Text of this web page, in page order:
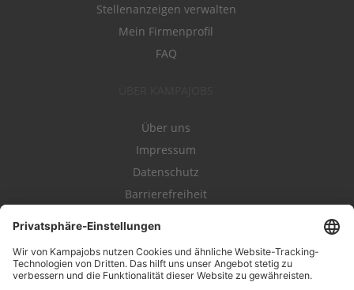
Stellenanzeigen verwalten
Mein Firmenprofil
FAQ
Über uns
Impressum
Datenschutz
Barrierefreiheit
Kampahire
Kampagnenforum